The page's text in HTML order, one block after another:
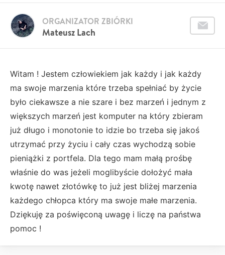
Mateusz Lach
ORGANIZATOR ZBIÓRKI
Witam ! Jestem człowiekiem jak każdy i jak każdy
ma swoje marzenia które trzeba spełniać by życie
było ciekawsze a nie szare i bez marzeń i jednym z
większych marzeń jest komputer na który zbieram
już długo i monotonie to idzie bo trzeba się jakoś
utrzymać przy życiu i cały czas wychodzą sobie
pieniążki z portfela. Dla tego mam małą prośbę
właśnie do was jeżeli moglibyście dołożyć mała
kwotę nawet złotówkę to już jest bliżej marzenia
każdego chłopca który ma swoje małe marzenia.
Dziękuję za poświęconą uwagę i liczę na państwa
pomoc !